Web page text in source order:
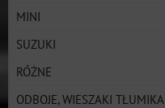
MINI
SUZUKI
RÓŻNE
ODBOJE, WIESZAKI TŁUMIKA